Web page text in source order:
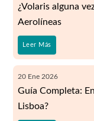
¿Volaris alguna
Aerolíneas
Leer Más
20 Ene 2026
Guía Completa:
Lisboa?